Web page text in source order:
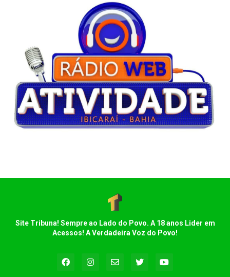
Site Tribuna! Sempre ao Lado do Povo. A 18 anos Lider em
Acessos! A Verdadeira Voz do Povo!